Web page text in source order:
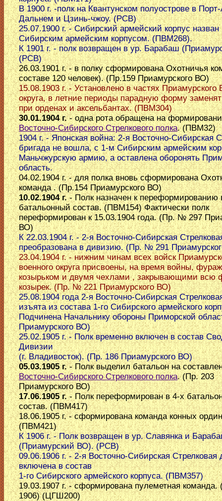
В 1900 г. -полк на Квантунском полуострове в
Дальнем и Цзинь-чжоу. (РСВ)
25.07.1900 г. - Сибирский армейский корпус
Сибирским армейским корпусом. (ПВМ268).
К 1901 г. - полк возвращен в ур. Барабаш
(РСВ)
26.03.1901 г. - в полку сформирована Охотничья
составе 120 человек). (Пр.159 Приамурского ВО)
15.08.1903 г. - Установлено в частях Приамурского
округа, в летние периоды парадную форму
при орденах и аксельбантах. (ПВМ304)
30.01.1904 г.- одна рота обращена на
Восточно-Сибирского Стрелкового полка. (ПВМ32)
1904 г. - Японская война: 2-я Восточно-Сибирская
бригада не вошла, с 1-м Сибирским армейским
Маньчжурскую армию, а оставлена оборонять
область.
04.02.1904 г. - для полка вновь сформирована
команда . (Пр.154 Приамурского ВО)
10.02.1904 г.- Полк назначен к переформированию
батальонный состав. (ПВМ154) Фактически полк
переформирован к 15.03.1904 года. (Пр. № 297
ВО)
К 22.03.1904 г. - 2-я Восточно-Сибирская
преобразована в дивизию. (Пр. № 291
23.04.1904 г. - нижним чинам всех войск
военного округа присвоены, на время войны,
козырьком и двумя чехлами , закрывающими всю
козырек. (Пр. № 221 Приамурского ВО)
25.08.1904 года 2-я Восточно-Сибирская
изъята из состава 1-го Сибирского армейского
Подчинена Начальнику обороны Приморской
Приамурского ВО)
25.02.1905 г. - Полк временно включен в состав
Дивизии
(г. Владивосток). (Пр. 186 Приамурского ВО)
05.03.1905 г.- Полк выделил батальон на
Восточно-Сибирского Стрелкового полка. (Пр. 203
Приамурского ВО)
17.06.1905 г.- Полк переформирован в 4-х
состав. (ПВМ417)
18.06.1905 г. - сформирована команда конных
(ПВМ421)
К 1906 г. - Полк возвращен в ур. Славянка и
(Приамурский ВО). (РСВ)
09.06.1906 г. - 2-я Восточно-Сибирская Стрелковая
включена в состав
1-го Сибирского армейского корпуса. (ПВМ357)
19.03.1907 г. - сформирована пулеметная
1906) (ЦГШ200)